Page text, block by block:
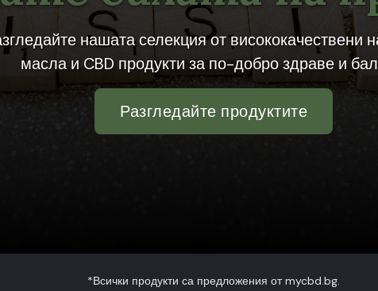
нашата селекция от висококачествени
масла и CBD продукти за по-добро здраве и
Разгледайте продуктите
*Всички продукти са предложения от mycbd.bg.